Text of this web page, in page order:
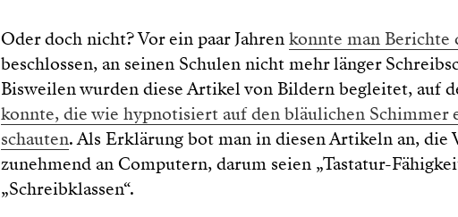
Oder doch nicht? Vor ein paar Jahrenkonnte man Berichte
beschlossen, an seinen Schulen nicht mehr länger
Bisweilen wurden diese Artikel von Bildern begleitet, auf
konnte, die wie hypnotisiert auf den bläulichen Schimmer
schauten. Als Erklärung bot man in diesen Artikeln an,
zunehmend an Computern, darum seien „Tastatur-
„Schreibklassen“.